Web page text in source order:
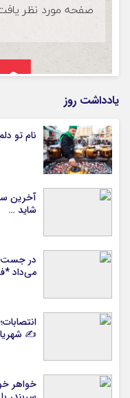
یادداشت روز
نام تو دلم را
آخرین
شاید …
در
می‌داد *فرشته قاسمیان
✍
خواهر